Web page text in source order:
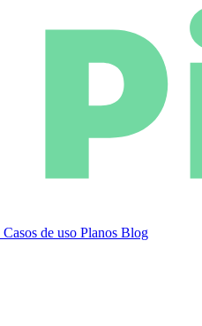
Casos de uso Planos Blog